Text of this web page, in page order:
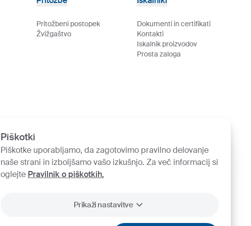
Piškotki
Piškotke uporabljamo, da zagotovimo pravilno delovanje
naše strani in izboljšamo vašo izkušnjo. Za več informacij si
oglejte Pravilnik o piškotkih.
Prikaži nastavitve
Pritožbeni postopek
Žvižgaštvo
Dokumenti in certifikati
Kontakti
Iskalnik proizvodov
Prosta zaloga